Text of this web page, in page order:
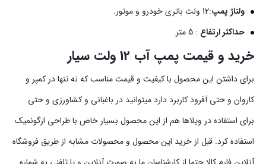
ولتاژ پمپ:12 ولت باتری خودرو و موتور.
حداکثر ارتفاع : 5 متر.
خرید و قیمت پمپ آب 12 ولت سیار
برای داشتن این محصول با کیفیت و قیمت مناسب که نه تنها در کمپر و
کاروان و حتی آفرود کاربرد دارد میتوانید در باغبانی و کشاورزی و حتی
برای استفاده در ویلا‌ها هم از این محصول بسیار خاص با طراحی ارگونمیک
استفاده کرد. قبل از خرید این محصول و محصولات مشابه از طریق فروشگاه